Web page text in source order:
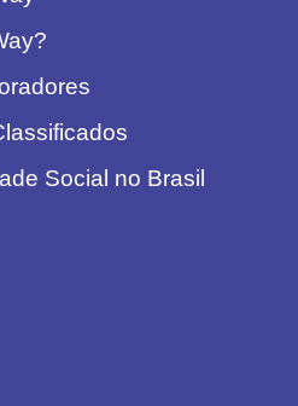
Social no Brasil